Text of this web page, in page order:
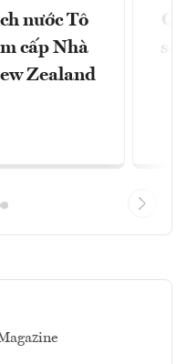
nước Tô
cấp Nhà
Zealand